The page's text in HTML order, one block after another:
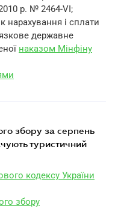
р. № 2464-VI;
нарахування і сплати
державне
наказом Мінфіну
туристичний
кодексу України
збору